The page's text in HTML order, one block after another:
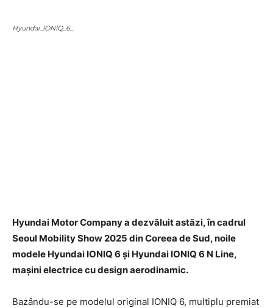
Hyundai_IONIQ_6_
Hyundai Motor Company a dezvăluit astăzi, în cadrul
Seoul Mobility Show 2025 din Coreea de Sud, noile
modele Hyundai IONIQ 6 și Hyundai IONIQ 6 N Line,
mașini electrice cu design aerodinamic.
Bazându-se pe modelul original IONIQ 6, multiplu premiat